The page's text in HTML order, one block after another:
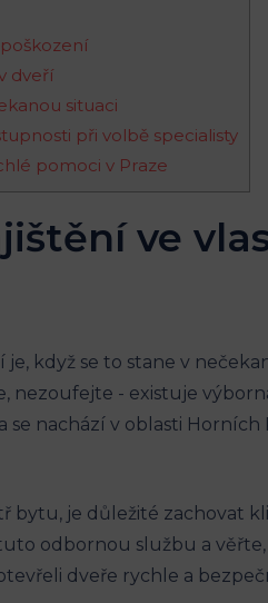
dveří
situaci
při volbě specialisty
pomoci v Praze
ve
když se to stane v
nezoufejte ​- existuje⁣
nachází v oblasti Horních
bytu, je důležité zachovat
odbornou službu a
dveře⁣ rychle a